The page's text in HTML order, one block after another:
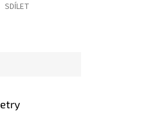
SDÍLET